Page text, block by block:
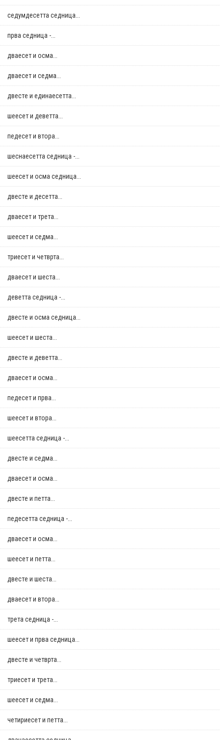
седумдесетта седница...
прва седница -...
дваесет и осма...
дваесет и седма...
двестe и единаесетта...
шеесет и деветта...
педесет и втора...
шеснаесетта седница -...
шеесет и осма седница...
двестe и десетта...
дваесет и трета...
шеесет и седма...
триесет и четврта...
дваесет и шеста...
деветта седница -...
двестe и осма седница...
шеесет и шеста...
двестe и деветта...
дваесет и осма...
педесет и прва...
шеесет и втора...
шеесетта седница -...
двестe и седма...
дваесет и осма...
двестe и петта...
педесетта седница -...
дваесет и осма...
шеесет и петта...
двестe и шеста...
дваесет и втора...
трета седница -...
шеесет и прва седница...
двестe и четврта...
триесет и трета...
шеесет и седма...
четириесет и петта...